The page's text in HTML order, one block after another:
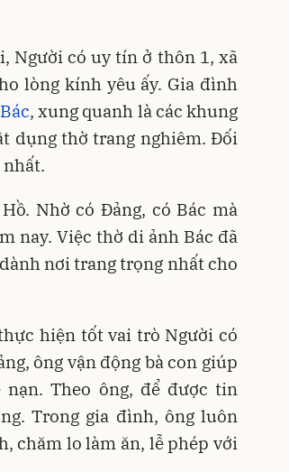
Người có uy tín ở thôn 1, xã
lòng kính yêu ấy. Gia đình
, xung quanh là các khung
dụng thờ trang nghiêm. Đối
nhất.
Nhờ có Đảng, có Bác mà
nay. Việc thờ di ảnh Bác đã
nơi trang trọng nhất cho
hiện tốt vai trò Người có
ông vận động bà con giúp
Theo ông, để được tin
Trong gia đình, ông luôn
chăm lo làm ăn, lễ phép với